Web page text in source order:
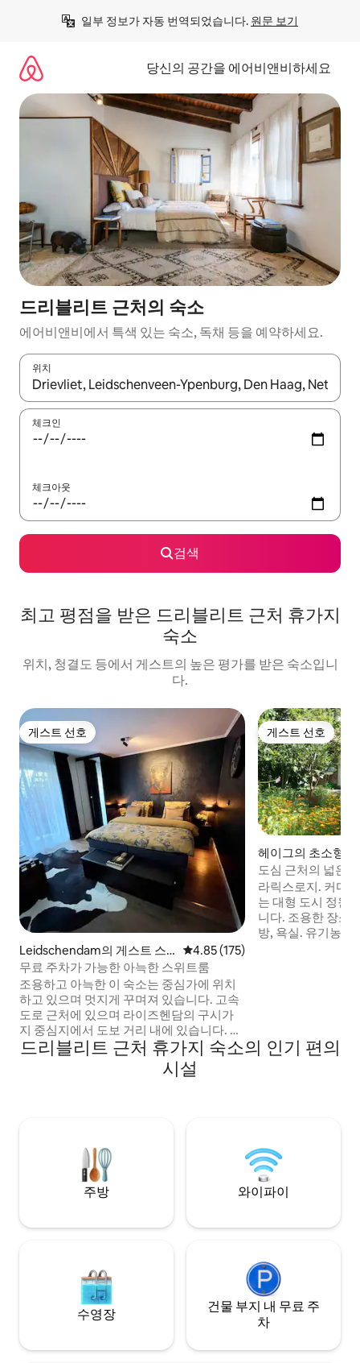
일부 정보가 자동 번역되었습니다. 원문 보기
당신의 공간을 에어비앤비하세요
드리블리트 근처의 숙소
에어비앤비에서 특색 있는 숙소, 독채 등을 예약하세요.
위치
결과가 나오면 위·아래 화살표 키를 사용하거나 터치 또는 스와이
체크인
체크아웃
검색
최고 평점을 받은 드리블리트 근처 휴가지
숙소
위치, 청결도 등에서 게스트의 높은 평가를 받은 숙소입니
다.
게스트 선호
게스트 선호
Leidschendam의 게스트 스
위트
평점 4.85점(5점 만점), 후기 175
4.85 (175)
무료 주차가 가능한 아늑한 스위트룸
조용하고 아늑한 이 숙소는 중심가에 위치
하고 있으며 멋지게 꾸며져 있습니다. 고속
도로 근처에 있으며 라이즈헨담의 구시가
지 중심지에서 도보 거리 내에 있습니다. 네
덜란드 더 몰과도 가깝습니다. 진정한 사이
클링 또는 레이싱 매니아를 위한 이상적인
장소입니다. 아름다운 사이클링 루트는 매
용합니다. 이 사실을 알려주세요.
게스트 선호
게스트 선호
헤이그의 초소형
도심 근처의 넓은
산장
라릭스로지. 커다
는 대형 도시 정원
니다. 조용한 장소.
방, 욕실. 유기농
한 산책을 즐길 수
드리블리트 근처 휴가지 숙소의 인기 편의
시설
주방 와이파이
수영장
건물 부지 내 무료 주
차